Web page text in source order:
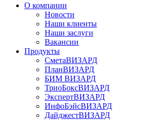
О компании
Новости
Наши клиенты
Наши заслуги
Вакансии
Продукты
СметаВИЗАРД
ПланВИЗАРД
БИМ ВИЗАРД
ТриоБоксВИЗАРД
ЭкспертВИЗАРД
ИнфоБэйсВИЗАРД
ДайджестВИЗАРД